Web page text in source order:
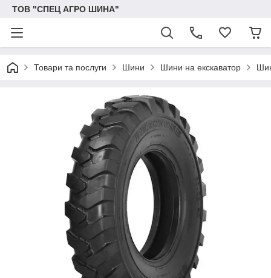
ТОВ "СПЕЦ АГРО ШИНА"
Товари та послуги Шини Шини на екскаватор